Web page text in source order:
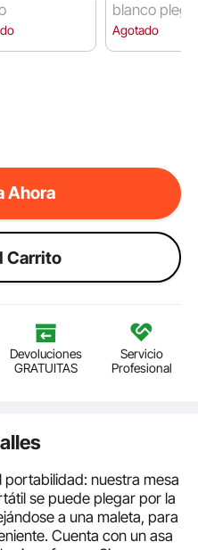
blanco
Agotado
Ahora
Carrito
Devoluciones
GRATUITAS
Servicio
Profesional
portabilidad: nuestra mesa
se puede plegar por la
a una maleta, para
Cuenta con un asa